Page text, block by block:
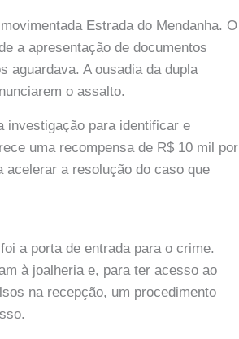
Estrada do Mendanha. O
a apresentação de documentos
aguardava. A ousadia da dupla
o assalto.
investigação para identificar e
uma recompensa de R$ 10 mil por
a resolução do caso que
a porta de entrada para o crime.
à joalheria e, para ter acesso ao
na recepção, um procedimento